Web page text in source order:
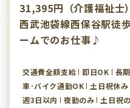
31,395円（介護福祉
西武池袋線西保谷駅徒
ームでのお仕事♪
交通費全額支給 即日OK 長
車･バイク通勤OK
土日祝休み
週3日以内
夜勤のみ 土日祝